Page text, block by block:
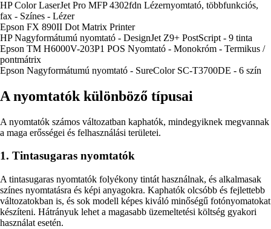
HP Color LaserJet Pro MFP 4302fdn Lézernyomtató, többfunkciós,
fax - Színes - Lézer
Epson FX 890II Dot Matrix Printer
HP Nagyformátumú nyomtató - DesignJet Z9+ PostScript - 9 tinta
Epson TM H6000V-203P1 POS Nyomtató - Monokróm - Termikus /
pontmátrix
Epson Nagyformátumú nyomtató - SureColor SC-T3700DE - 6 szín
A nyomtatók különböző típusai
A nyomtatók számos változatban kaphatók, mindegyiknek megvannak
a maga erősségei és felhasználási területei.
1. Tintasugaras nyomtatók
A tintasugaras nyomtatók folyékony tintát használnak, és alkalmasak
színes nyomtatásra és képi anyagokra. Kaphatók olcsóbb és fejlettebb
változatokban is, és sok modell képes kiváló minőségű fotónyomatokat
készíteni. Hátrányuk lehet a magasabb üzemeltetési költség gyakori
használat esetén.